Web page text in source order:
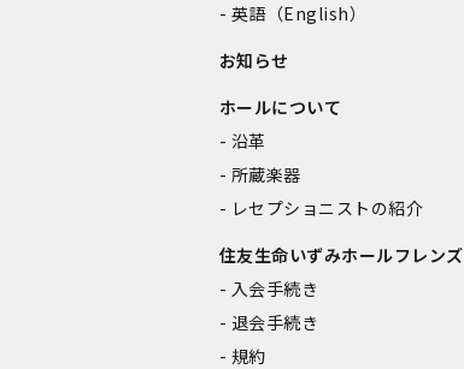
英語（English）
お知らせ
ホールについて
沿革
所蔵楽器
レセプショニストの紹介
住友生命いずみホールフレンズ
入会手続き
退会手続き
規約